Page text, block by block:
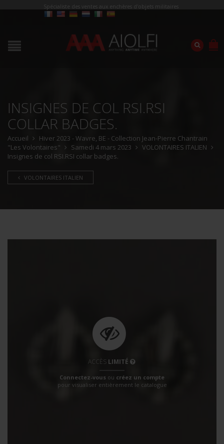
Spécialiste des ventes aux enchères d'objets militaires
INSIGNES DE COL RSI.RSI
COLLAR BADGES.
Accueil
Hiver 2023 - Wavre, BE - Collection Jean-Pierre Chantrain
"Les Volontaires"
Samedi 4 mars 2023
VOLONTAIRES ITALIEN
Insignes de col RSI.RSI collar badges.
VOLONTAIRES ITALIEN
ACCÈS LIMITÉ
Connectez-vous ou créez un compte
pour visualiser entièrement le catalogue